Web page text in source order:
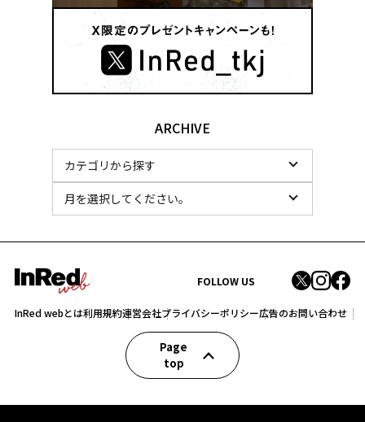
ARCHIVE
FOLLOW US
InRed webとは利用規約運営会社プライバシーポリシー広告のお問い合わせ
Page
top